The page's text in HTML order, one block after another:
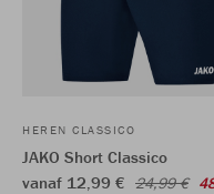
HEREN CLASSICO
JAKO Short Classico
vanaf 12,99 € 24,99 €